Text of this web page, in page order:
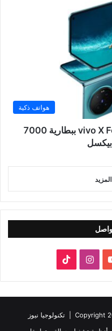
هواتف ذكية
فيفو تكشف رسميا عن vivo X Fold 6 ببطارية 7000
‫YouTubeانستقرام
تكنولوجيا نيوز